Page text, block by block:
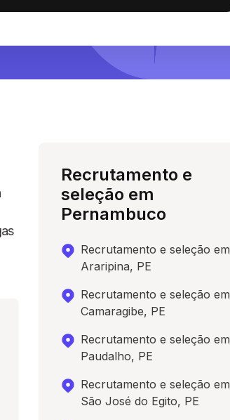
Recrutamento e
seleção em
Pernambuco
Recrutamento e seleção em
Araripina, PE
Recrutamento e seleção em
Camaragibe, PE
Recrutamento e seleção em
Paudalho, PE
Recrutamento e seleção em
São José do Egito, PE